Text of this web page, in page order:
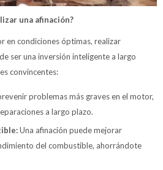
una afinación?
en condiciones óptimas, realizar
ser una inversión inteligente a largo
convincentes:
problemas más graves en el motor,
a largo plazo.
Una afinación puede mejorar
del combustible, ahorrándote